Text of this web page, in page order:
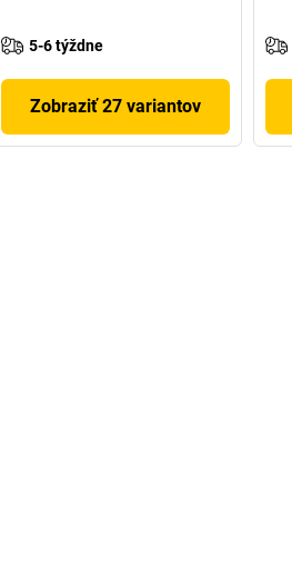
5-6 týždne
Zobraziť 27 variantov